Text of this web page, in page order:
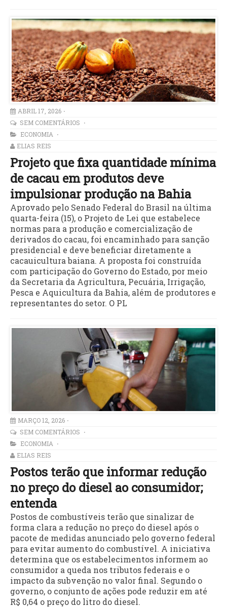
ABRIL 17, 2026
SEM COMENTÁRIOS
ECONOMIA
ELIAS REIS
Projeto que fixa quantidade mínima
de cacau em produtos deve
impulsionar produção na Bahia
Aprovado pelo Senado Federal do Brasil na última
quarta-feira (15), o Projeto de Lei que estabelece
normas para a produção e comercialização de
derivados do cacau, foi encaminhado para sanção
presidencial e deve beneficiar diretamente a
cacauicultura baiana. A proposta foi construída
com participação do Governo do Estado, por meio
da Secretaria da Agricultura, Pecuária, Irrigação,
Pesca e Aquicultura da Bahia, além de produtores e
representantes do setor. O PL
MARÇO 12, 2026
SEM COMENTÁRIOS
ECONOMIA
ELIAS REIS
Postos terão que informar redução
no preço do diesel ao consumidor;
entenda
Postos de combustíveis terão que sinalizar de
forma clara a redução no preço do diesel após o
pacote de medidas anunciado pelo governo federal
para evitar aumento do combustível. A iniciativa
determina que os estabelecimentos informem ao
consumidor a queda nos tributos federais e o
impacto da subvenção no valor final. Segundo o
governo, o conjunto de ações pode reduzir em até
R$ 0,64 o preço do litro do diesel.